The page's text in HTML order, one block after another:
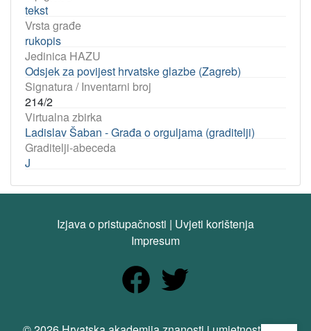
tekst
Vrsta građe
rukopis
Jedinica HAZU
Odsjek za povijest hrvatske glazbe (Zagreb)
Signatura / Inventarni broj
214/2
Virtualna zbirka
Ladislav Šaban - Građa o orguljama (graditelji)
Graditelji-abeceda
J
Izjava o pristupačnosti | Uvjeti korištenja
Impresum